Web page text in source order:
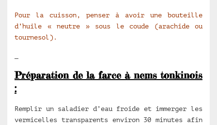
Pour la cuisson, penser à avoir une bouteille
d’huile « neutre » sous le coude (arachide ou
tournesol).
Préparation de la farce à nems tonkinois
:
Remplir un saladier d’eau froide et immerger les
vermicelles transparents environ 30 minutes afin